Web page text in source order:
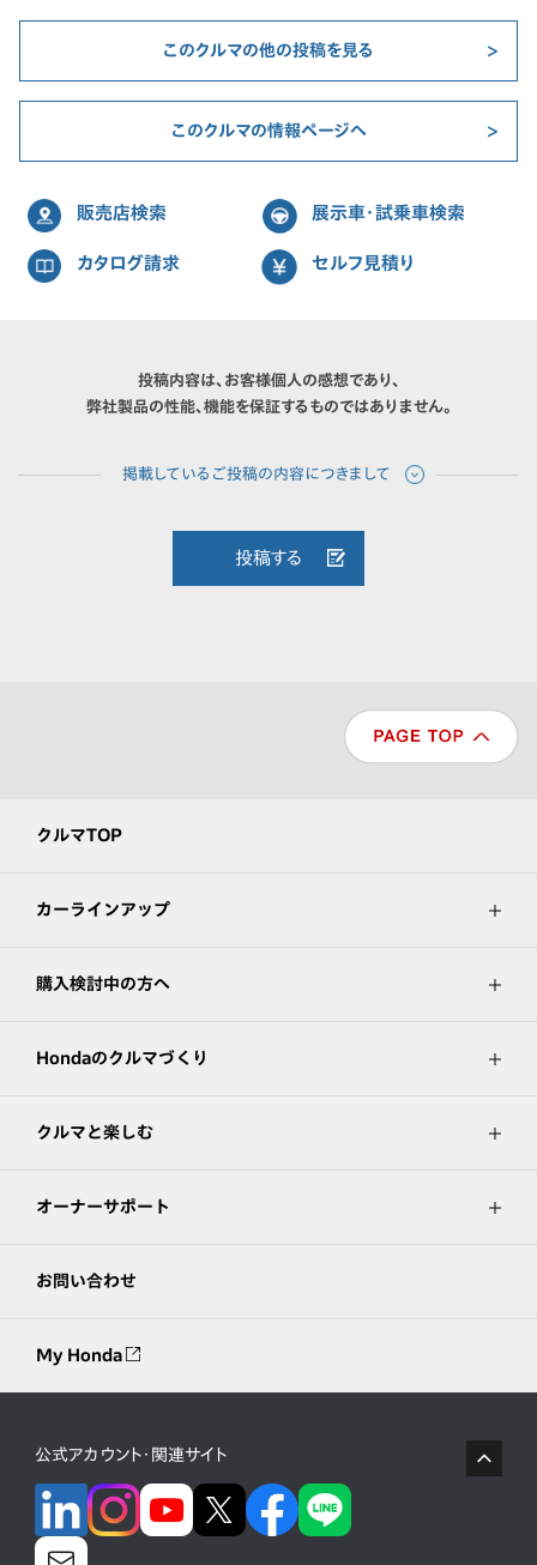
このクルマの他の投稿を見る
このクルマの情報ページへ
販売店検索 展示車・試乗車検索
カタログ請求 セルフ見積り
投稿内容は、お客様個人の感想であり、
弊社製品の性能、機能を保証するものではありません。
投稿する
クルマTOP
カーラインアップ
購入検討中の方へ
Hondaのクルマづくり
クルマと楽しむ
オーナーサポート
お問い合わせ
My Honda
公式アカウント・関連サイト